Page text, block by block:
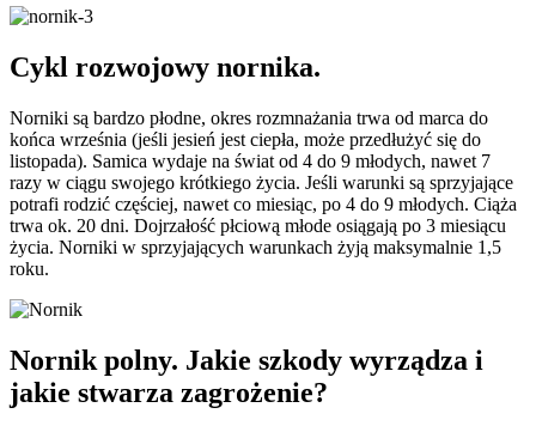
Cykl rozwojowy nornika.
Norniki są bardzo płodne, okres rozmnażania trwa od marca do
końca września (jeśli jesień jest ciepła, może przedłużyć się do
listopada). Samica wydaje na świat od 4 do 9 młodych, nawet 7
razy w ciągu swojego krótkiego życia. Jeśli warunki są sprzyjające
potrafi rodzić częściej, nawet co miesiąc, po 4 do 9 młodych. Ciąża
trwa ok. 20 dni. Dojrzałość płciową młode osiągają po 3 miesiącu
życia. Norniki w sprzyjających warunkach żyją maksymalnie 1,5
roku.
Nornik polny. Jakie szkody wyrządza i
jakie stwarza zagrożenie?